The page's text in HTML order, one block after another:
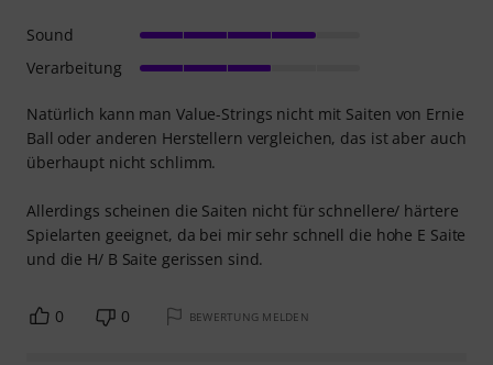
Natürlich kann man Value-Strings nicht mit Saiten von Ernie
Ball oder anderen Herstellern vergleichen, das ist aber auch
überhaupt nicht schlimm.
Allerdings scheinen die Saiten nicht für schnellere/ härtere
Spielarten geeignet, da bei mir sehr schnell die hohe E Saite
und die H/ B Saite gerissen sind.
Sound
Verarbeitung
0 0 BEWERTUNG MELDEN